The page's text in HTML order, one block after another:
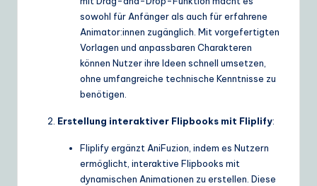
sowohl für Anfänger als auch für erfahrene
Animator:innen zugänglich. Mit vorgefertigten
Vorlagen und anpassbaren Charakteren
können Nutzer ihre Ideen schnell umsetzen,
ohne umfangreiche technische Kenntnisse zu
benötigen.
Erstellung interaktiver Flipbooks mit Fliplify:
Fliplify ergänzt AniFuzion, indem es Nutzern
ermöglicht, interaktive Flipbooks mit
dynamischen Animationen zu erstellen. Diese